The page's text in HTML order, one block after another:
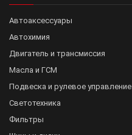
Автоаксессуары
Автохимия
Двигатель и трансмиссия
Масла и ГСМ
Подвеска и рулевое управление
Светотехника
Фильтры